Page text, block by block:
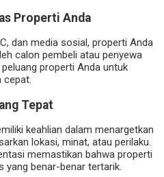
Properti Anda
dan media sosial, properti Anda
calon pembeli atau penyewa
properti Anda untuk
cepat.
Tepat
keahlian dalam menargetkan
lokasi, minat, atau perilaku.
memastikan bahwa properti
yang benar-benar tertarik.